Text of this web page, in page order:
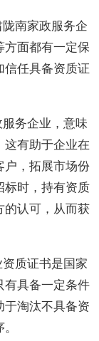
南家政服务企
方面都有一定保
信任具备资质证
务企业，意味
这有助于企业在
户，拓展市场份
标时，持有资质
的认可，从而获
质证书是国家
有具备一定条件
于淘汰不具备资